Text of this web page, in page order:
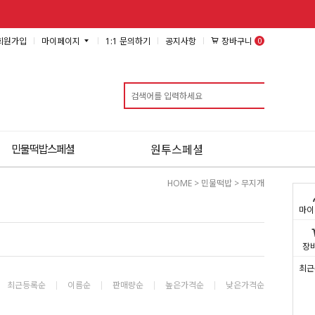
마
장
최
원가입 마이페이지 1:1 문의하기 공지사항 장바구니 0
민물떡밥스페셜 원투스페셜
HOME > 민물떡밥 >무지개
최근등록순 이름순 판매량순 높은가격순 낮은가격순